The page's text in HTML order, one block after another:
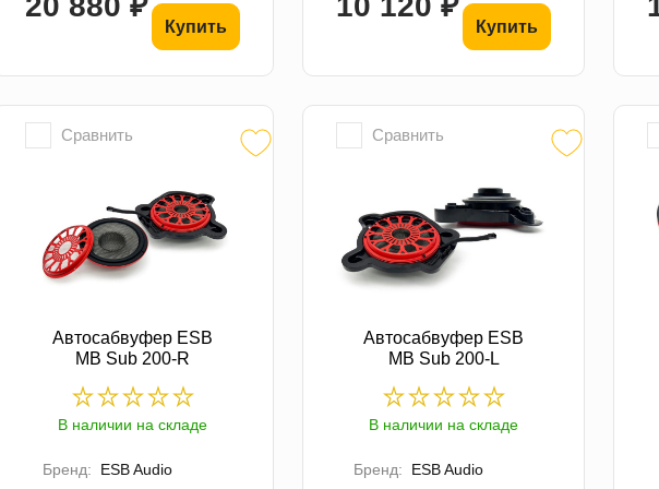
Купить Купить
Сравнить
Автосабвуфер ESB
MB Sub 200-R
В наличии на складе
Бренд:
ESB Audio
Сравнить
Автосабвуфер ESB
MB Sub 200-L
В наличии на складе
Бренд:
ESB Audio